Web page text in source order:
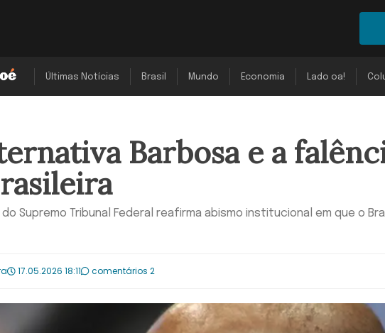
Últimas Notícias Brasil Mundo Economia Lado oa!
Barbosa e a
Supremo Tribunal Federal reafirma abismo institucional em que o
17.05.2026 18:11 comentários 2